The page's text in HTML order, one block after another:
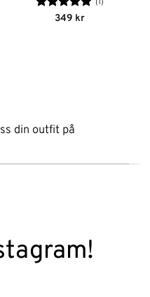
Betygsatt5
(1)
349 kr
din outfit på